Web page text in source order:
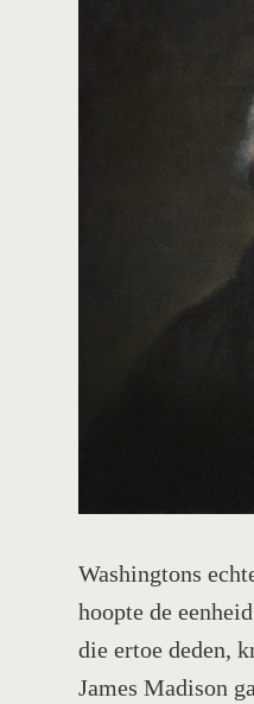
Washingtons
hoopte de
die ertoe deden,
James Madison